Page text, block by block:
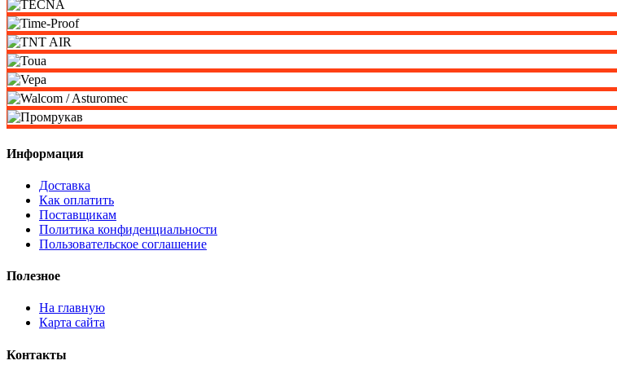
Информация
Доставка
Как оплатить
Поставщикам
Политика конфиденциальности
Пользовательское соглашение
Полезное
На главную
Карта сайта
Контакты